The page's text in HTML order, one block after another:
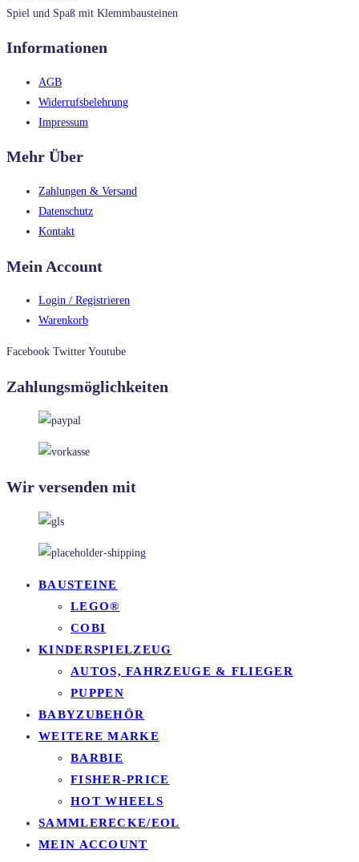
Spiel und Spaß mit Klemmbausteinen
Informationen
AGB
Widerrufsbelehrung
Impressum
Mehr Über
Zahlungen & Versand
Datenschutz
Kontakt
Mein Account
Login / Registrieren
Warenkorb
Facebook Twitter Youtube
Zahlungsmöglichkeiten
Wir versenden mit
BAUSTEINE
LEGO®
COBI
KINDERSPIELZEUG
AUTOS, FAHRZEUGE & FLIEGER
PUPPEN
BABYZUBEHÖR
WEITERE MARKE
BARBIE
FISHER-PRICE
HOT WHEELS
SAMMLERECKE/EOL
MEIN ACCOUNT